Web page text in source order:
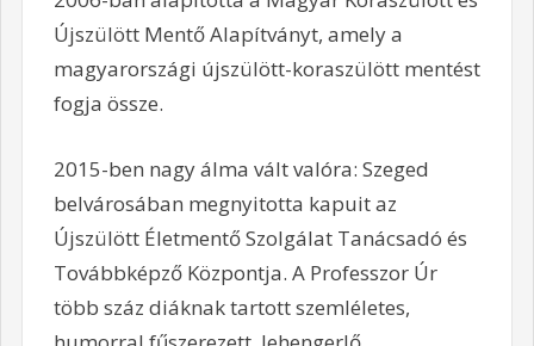
Újszülött Mentő Alapítványt, amely a
magyarországi újszülött-koraszülött mentést
fogja össze.
2015-ben nagy álma vált valóra: Szeged
belvárosában megnyitotta kapuit az
Újszülött Életmentő Szolgálat Tanácsadó és
Továbbképző Központja. A Professzor Úr
több száz diáknak tartott szemléletes,